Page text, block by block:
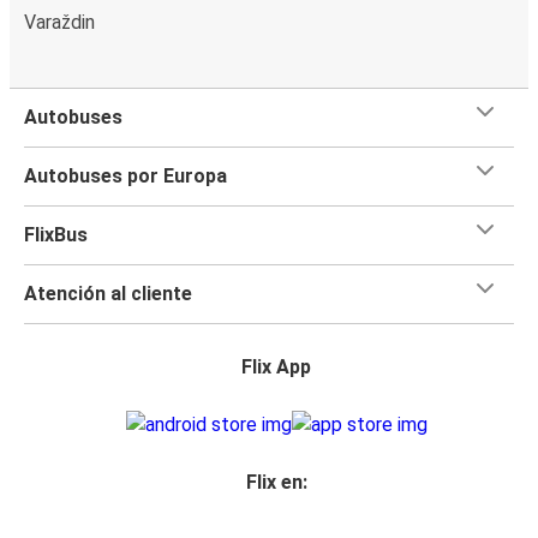
Varaždin
Autobuses
Autobuses por Europa
FlixBus
Atención al cliente
Flix App
Flix en: